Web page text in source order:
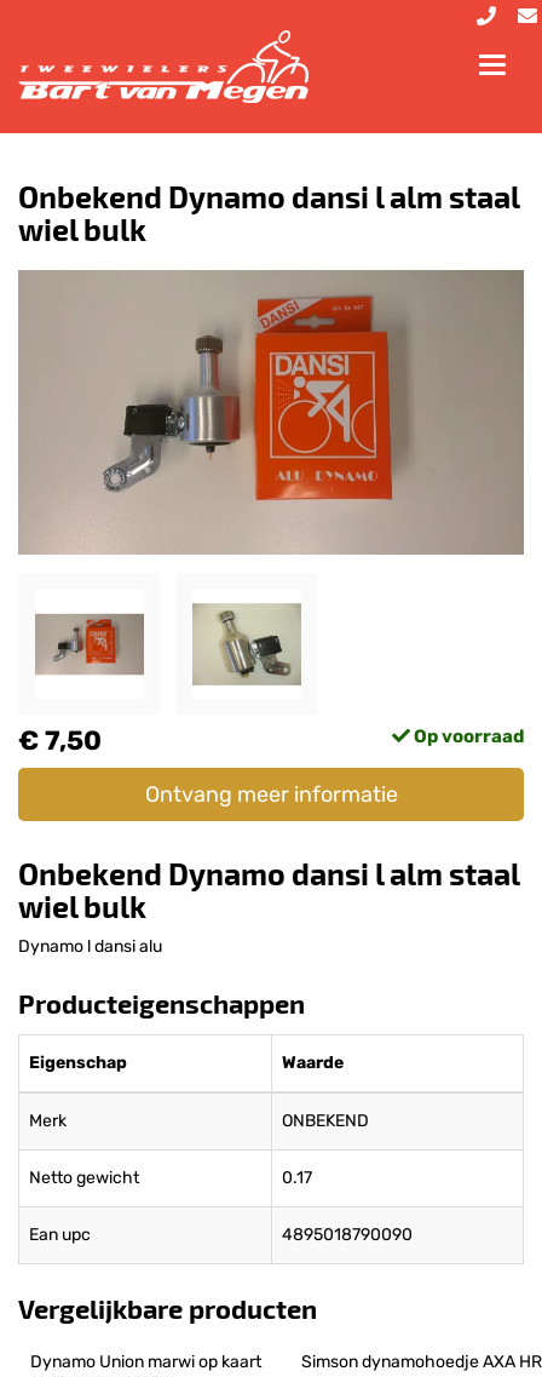
Onbekend Dynamo dansi l alm staal
wiel bulk
€ 7,50 Op voorraad
Ontvang meer informatie
Onbekend Dynamo dansi l alm staal
wiel bulk
Dynamo l dansi alu
Producteigenschappen
Eigenschap Waarde
Merk ONBEKEND
Netto gewicht 0.17
Ean upc 4895018790090
Vergelijkbare producten
Dynamo Union marwi op kaart
Simson dynamohoedje AXA HR